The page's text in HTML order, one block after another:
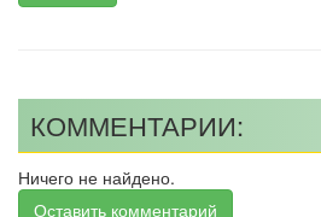
КОММЕНТАРИИ:
Ничего не найдено.
Оставить комментарий